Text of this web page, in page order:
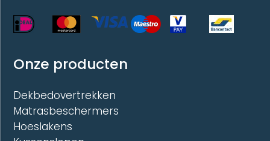
Onze producten
Dekbedovertrekken
Matrasbeschermers
Hoeslakens